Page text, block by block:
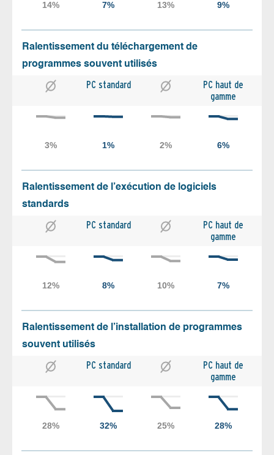
Ralentissement du téléchargement de
programmes souvent utilisés
PC standard
PC haut de
gamme
Ralentissement de l’exécution de logiciels
standards
PC standard
PC haut de
gamme
Ralentissement de l’installation de programmes
souvent utilisés
PC standard
PC haut de
gamme